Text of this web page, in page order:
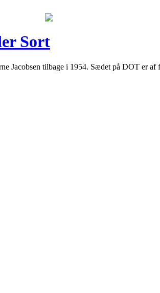
Sort
Jacobsen tilbage i 1954. Sædet på DOT er